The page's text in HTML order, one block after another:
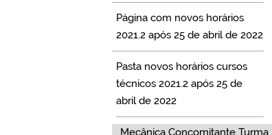
Página com novos horários
2021.2 após 25 de abril de 2022
Pasta novos horários cursos
técnicos 2021.2 após 25 de
abril de 2022
Mecânica Concomitante Turma